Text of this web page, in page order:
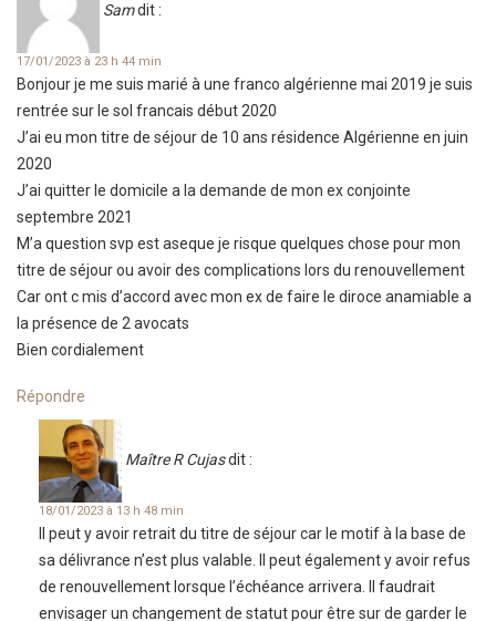
Samdit :
17/01/2023 à 23 h 44 min
Bonjour je me suis marié à une franco algérienne mai 2019 je suis
rentrée sur le sol francais début 2020
J’ai eu mon titre de séjour de 10 ans résidence Algérienne en juin
2020
J’ai quitter le domicile a la demande de mon ex conjointe
septembre 2021
M’a question svp est aseque je risque quelques chose pour mon
titre de séjour ou avoir des complications lors du renouvellement
Car ont c mis d’accord avec mon ex de faire le diroce anamiable a
la présence de 2 avocats
Bien cordialement
Répondre
Maître R Cujasdit :
18/01/2023 à 13 h 48 min
Il peut y avoir retrait du titre de séjour car le motif à la base de
sa délivrance n’est plus valable. Il peut également y avoir refus
de renouvellement lorsque l’échéance arrivera. Il faudrait
envisager un changement de statut pour être sur de garder le